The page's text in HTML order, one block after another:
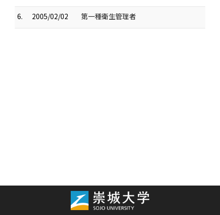
6. 2005/02/02 第一種衛生管理者